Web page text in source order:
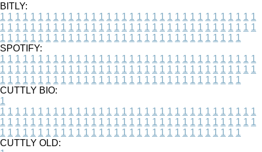
BITLY:
1 1 1 1 1 1 1 1 1 1 1 1 1 1 1 1 1 1 1 1 1 1 1 1 1 1 1 1 1 1 1 1 1 1
1 1 1 1 1 1 1 1 1 1 1 1 1 1 1 1 1 1 1 1 1 1 1 1 1 1 1 1 1 1 1 1 1 1
1 1 1 1 1 1 1 1 1 1 1 1 1 1 1 1 1 1 1 1 1 1 1 1 1 1 1 1 1 1 1 1
SPOTIFY:
1 1 1 1 1 1 1 1 1 1 1 1 1 1 1 1 1 1 1 1 1 1 1 1 1 1 1 1 1 1 1 1 1 1
1 1 1 1 1 1 1 1 1 1 1 1 1 1 1 1 1 1 1 1 1 1 1 1 1 1 1 1 1 1 1 1 1 1
1 1 1 1 1 1 1 1 1 1 1 1 1 1 1 1 1 1 1 1 1 1 1 1 1 1 1 1 1 1 1 1
CUTTLY BIO:
1
1 1 1 1 1 1 1 1 1 1 1 1 1 1 1 1 1 1 1 1 1 1 1 1 1 1 1 1 1 1 1 1 1 1
1 1 1 1 1 1 1 1 1 1 1 1 1 1 1 1 1 1 1 1 1 1 1 1 1 1 1 1 1 1 1 1 1 1
1 1 1 1 1 1 1 1 1 1 1 1 1 1 1 1 1 1 1 1 1 1 1 1 1 1 1 1 1 1 1 1
CUTTLY OLD: